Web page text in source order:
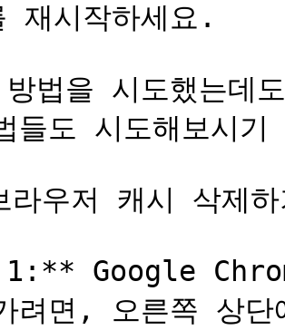
재시작하세요.
법을 시도했는데
들도 시도해보시
우저 캐시 삭제하
Google
려면, 오른쪽 상